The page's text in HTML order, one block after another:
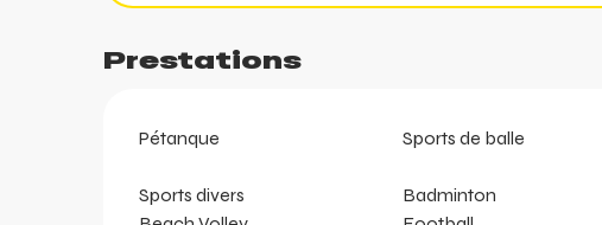
Prestations
Pétanque Sports de balle
Sports divers
Badminton